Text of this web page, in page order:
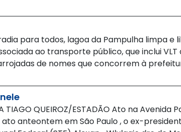
para todos, lagoa da Pampulha limpa e
ao transporte público, que inclui VLT
de nomes que concorrem à
TIAGO QUEIROZ/ESTADÃO Ato na Avenida
anteontem em São Paulo , o ex-